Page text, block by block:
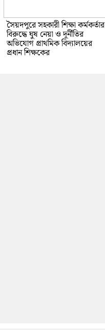
সৈয়দপুরে সহকারী শিক্ষা কর্মকর্তার
বিরুদ্ধে ঘুষ নেয়া ও দূর্নীতির
অভিযোগ প্রাথমিক বিদ্যালয়ের
প্রধান শিক্ষকের